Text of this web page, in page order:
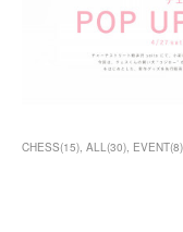
CHESS(15) ALL(30) EVENT(8)